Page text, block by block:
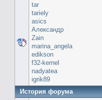
tar
tariely
asics
Александр
Zain
marina_angela
edikson
f32-kernel
nadyatea
igrik89
История форума